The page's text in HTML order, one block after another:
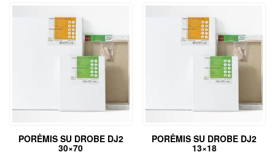
PORĖMIS SU DROBE DJ2
30×70
PORĖMIS SU DROBE DJ2
13×18